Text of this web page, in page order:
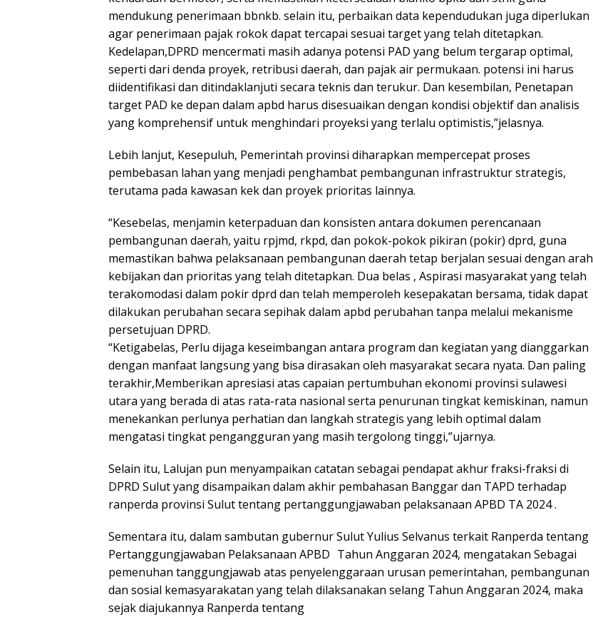
mendukung penerimaan bbnkb. selain itu, perbaikan data kependudukan juga diperlukan
agar penerimaan pajak rokok dapat tercapai sesuai target yang telah ditetapkan.
Kedelapan,DPRD mencermati masih adanya potensi PAD yang belum tergarap optimal,
seperti dari denda proyek, retribusi daerah, dan pajak air permukaan. potensi ini harus
diidentifikasi dan ditindaklanjuti secara teknis dan terukur. Dan kesembilan, Penetapan
target PAD ke depan dalam apbd harus disesuaikan dengan kondisi objektif dan analisis
yang komprehensif untuk menghindari proyeksi yang terlalu optimistis,”jelasnya.
Lebih lanjut, Kesepuluh, Pemerintah provinsi diharapkan mempercepat proses
pembebasan lahan yang menjadi penghambat pembangunan infrastruktur strategis,
terutama pada kawasan kek dan proyek prioritas lainnya.
“Kesebelas, menjamin keterpaduan dan konsisten antara dokumen perencanaan
pembangunan daerah, yaitu rpjmd, rkpd, dan pokok-pokok pikiran (pokir) dprd, guna
memastikan bahwa pelaksanaan pembangunan daerah tetap berjalan sesuai dengan arah
kebijakan dan prioritas yang telah ditetapkan. Dua belas , Aspirasi masyarakat yang telah
terakomodasi dalam pokir dprd dan telah memperoleh kesepakatan bersama, tidak dapat
dilakukan perubahan secara sepihak dalam apbd perubahan tanpa melalui mekanisme
persetujuan DPRD.
“Ketigabelas, Perlu dijaga keseimbangan antara program dan kegiatan yang dianggarkan
dengan manfaat langsung yang bisa dirasakan oleh masyarakat secara nyata. Dan paling
terakhir,Memberikan apresiasi atas capaian pertumbuhan ekonomi provinsi sulawesi
utara yang berada di atas rata-rata nasional serta penurunan tingkat kemiskinan, namun
menekankan perlunya perhatian dan langkah strategis yang lebih optimal dalam
mengatasi tingkat pengangguran yang masih tergolong tinggi,”ujarnya.
Selain itu, Lalujan pun menyampaikan catatan sebagai pendapat akhur fraksi-fraksi di
DPRD Sulut yang disampaikan dalam akhir pembahasan Banggar dan TAPD terhadap
ranperda provinsi Sulut tentang pertanggungjawaban pelaksanaan APBD TA 2024 .
Sementara itu, dalam sambutan gubernur Sulut Yulius Selvanus terkait Ranperda tentang
Pertanggungjawaban Pelaksanaan APBD Tahun Anggaran 2024, mengatakan Sebagai
pemenuhan tanggungjawab atas penyelenggaraan urusan pemerintahan, pembangunan
dan sosial kemasyarakatan yang telah dilaksanakan selang Tahun Anggaran 2024, maka
sejak diajukannya Ranperda tentang